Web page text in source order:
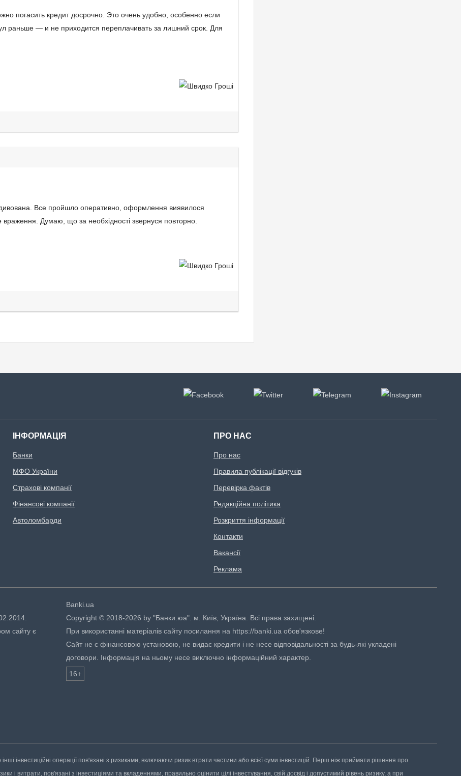
погасить кредит досрочно. Это очень удобно, особенно если
раньше — и не приходится переплачивать за лишний срок. Для
Все пройшло оперативно, оформлення виявилося
Думаю, що за необхідності звернуся повторно.
ІНФОРМАЦІЯ
Банки
МФО України
Страхові компанії
Фінансові компанії
Автоломбарди
ПРО НАС
Про нас
Правила публікації відгуків
Перевірка фактів
Редакційна політика
Розкриття інформації
Контакти
Вакансії
Реклама
сайту є
Banki.ua
Copyright © 2018-2026 by "Банки.юа". м. Київ, Україна. Всі права захищені.
При використанні матеріалів сайту посилання на https://banki.ua обов'язкове!
Сайт не є фінансовою установою, не видає кредити і не несе відповідальності за будь-які укладені
договори. Інформація на ньому несе виключно інформаційний характер.
16+
інвестиційні операції пов'язані з ризиками, включаючи ризик втрати частини або всієї суми інвестицій. Перш ніж приймати рішення про
і витрати, пов'язані з інвестиціями та вкладеннями, правильно оцінити цілі інвестування, свій досвід і допустимий рівень ризику, а при